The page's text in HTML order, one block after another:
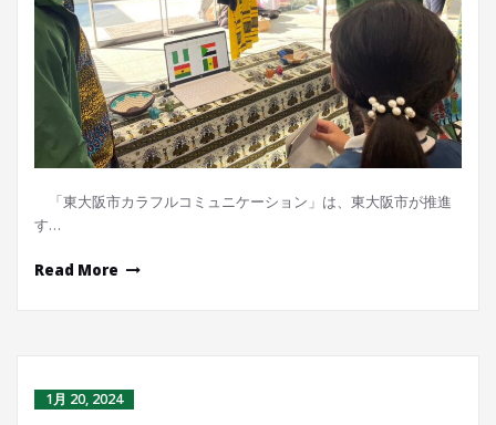
「東大阪市カラフルコミュニケーション」は、東大阪市が推進
す…
Read More
1月 20, 2024